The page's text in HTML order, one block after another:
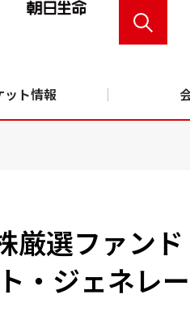
ット情報
選ファン
・ジェネレ